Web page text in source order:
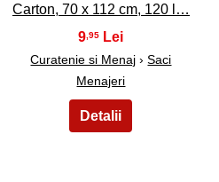
Carton, 70 x 112 cm, 120 l…
9 ,95
Curatenie si Menaj ›Saci
Menajeri